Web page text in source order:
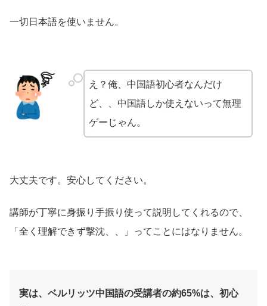
一切日本語を使いません。
え？俺、中国語初心者なんだけ
ど、、中国語しか使えないって無理
ゲーじゃん。
大丈夫です。安心してください。
講師が丁寧に身振り手振り使って説明してくれるので、
「全く理解できず撃沈、、」ってことにはなりません。
実は、ベルリッツ中国語の受講者の約65%は、初心